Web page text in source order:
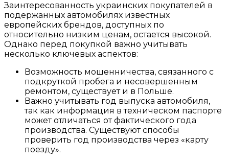
Заинтересованность украинских покупателей в
подержанных автомобилях известных
европейских брендов, доступных по
относительно низким ценам, остается высокой.
Однако перед покупкой важно учитывать
несколько ключевых аспектов:
Возможность мошенничества, связанного с
подкруткой пробега и несовершенным
ремонтом, существует и в Польше.
Важно учитывать год выпуска автомобиля,
так как информация в техническом паспорте
может отличаться от фактического года
производства. Существуют способы
проверить год производства через «карту
поезду».